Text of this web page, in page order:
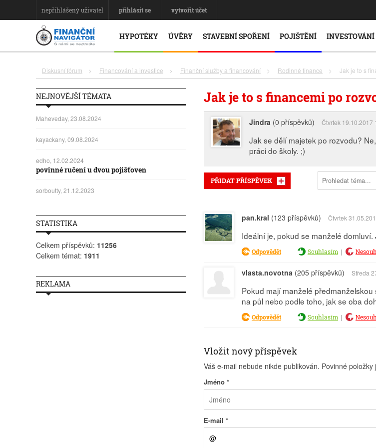
nepřihlášený uživatel přihlásit se vytvořit účet
HYPOTÉKY ÚVĚRY STAVEBNÍ SPOŘENÍ POJIŠTĚNÍ INVESTOVÁNÍ
Diskusní fórum > Financování a investice > Finanční služby a financování > Rodinné finance > Jak je to s
Jak je to s financemi po
Jindra (0 příspěvků) Čtvrtek 19.10.2017
Jak se dělí majetek po rozvodu?
práci do školy. ;)
PŘIDAT PŘÍSPĚVEK
pan.kral (123 příspěvků) Čtvrtek
Ideální je, pokud se manželé domluví.
Odpovědět Souhlasím |
vlasta.novotna (205 příspěvků) Středa
Pokud mají manželé
na půl nebo podle toho, jak se oba
Odpovědět Souhlasím |
Vložit nový příspěvek
Váš e-mail nebude nikde publikován. Povinné položky
Jméno *
E-mail *
NEJNOVĚJŠÍ TÉMATA
Maheveday, 23.08.2024
kayackany, 09.08.2024
edho, 12.02.2024
povinné ručení u dvou pojišťoven
sorboutty, 21.12.2023
STATISTIKA
Celkem příspěvků: 11256
Celkem témat: 1911
REKLAMA